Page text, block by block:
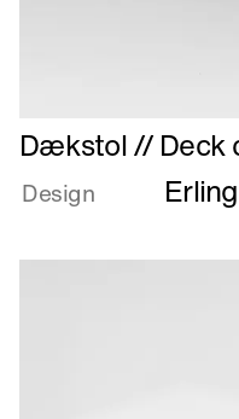
Læs
mere
om
Dækstol // Deck
Design